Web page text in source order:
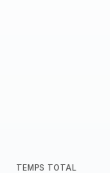
TEMPS TOTAL